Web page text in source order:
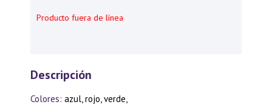
Producto fuera de línea
Descripción
Colores: azul, rojo, verde,